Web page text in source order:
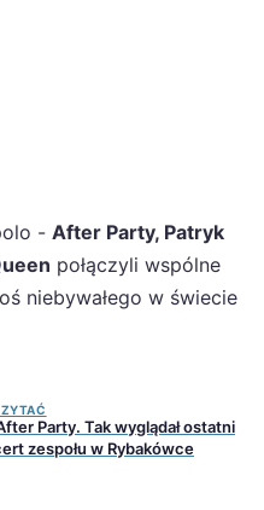
- After Party, Patryk
połączyli wspólne
niebywałego w świecie
Party. Tak wyglądał ostatni
zespołu w Rybakówce